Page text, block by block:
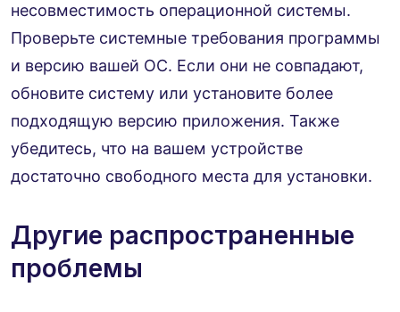
несовместимость операционной системы.
Проверьте системные требования программы
и версию вашей ОС. Если они не совпадают,
обновите систему или установите более
подходящую версию приложения. Также
убедитесь, что на вашем устройстве
достаточно свободного места для установки.
Другие распространенные
проблемы